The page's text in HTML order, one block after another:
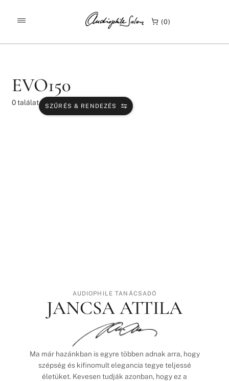
0
KEZDŐLAP TERMÉKEK / EVO150
EVO150
0találat SZŰRÉS & RENDEZÉS
AUDIOPHILE TANÁCSADÓ
JANCSA ATTILA
Ma már hazánkban is egyre többen adnak arra, hogy
szépség és kifinomult elegancia tegye teljessé
életüket. Kevesen tudják azonban, hogy ez a